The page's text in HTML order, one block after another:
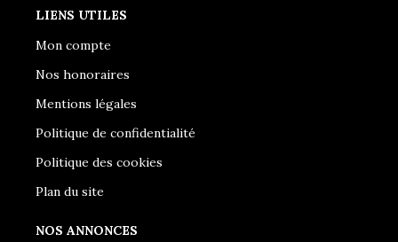
LIENS UTILES
Mon compte
Nos honoraires
Mentions légales
Politique de confidentialité
Politique des cookies
Plan du site
NOS ANNONCES